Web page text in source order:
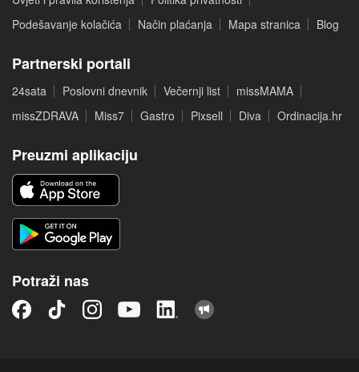
Podešavanje kolačića
Način plaćanja Mapa stranica Blog
Partnerski portali
24sata Poslovni dnevnik Večernji list
missMAMA
missZDRAVA
Miss7 Gastro Pixsell Diva Ordinacija.hr
Preuzmi aplikaciju
Potraži nas